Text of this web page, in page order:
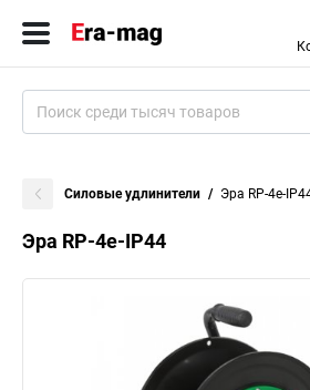
Силовые удлинители Эра RP-4e-
Эра RP-4e-IP44